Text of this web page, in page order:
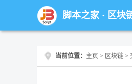
脚本之家· 区块
当前位置： 主页 > 区块链 >